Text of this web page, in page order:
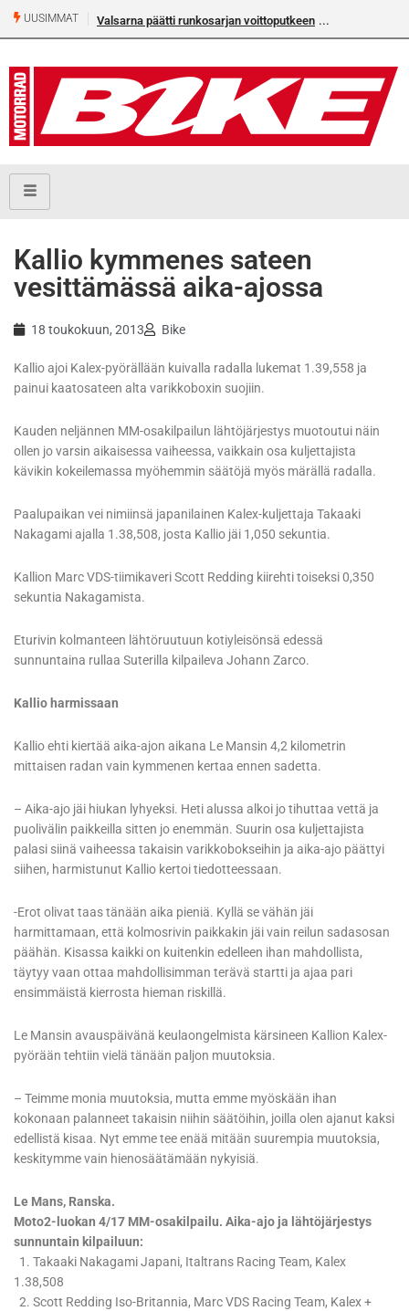
UUSIMMAT Valsarna päätti runkosarjan voittoputkeen
Kallio kymmenes sateen
vesittämässä aika-ajossa
18 toukokuun, 2013 Bike
Kallio ajoi Kalex-pyörällään kuivalla radalla lukemat 1.39,558 ja
painui kaatosateen alta varikkoboxin suojiin.
Kauden neljännen MM-osakilpailun lähtöjärjestys muotoutui näin
ollen jo varsin aikaisessa vaiheessa, vaikkain osa kuljettajista
kävikin kokeilemassa myöhemmin säätöjä myös märällä radalla.
Paalupaikan vei nimiinsä japanilainen Kalex-kuljettaja Takaaki
Nakagami ajalla 1.38,508, josta Kallio jäi 1,050 sekuntia.
Kallion Marc VDS-tiimikaveri Scott Redding kiirehti toiseksi 0,350
sekuntia Nakagamista.
Eturivin kolmanteen lähtöruutuun kotiyleisönsä edessä
sunnuntaina rullaa Suterilla kilpaileva Johann Zarco.
Kallio harmissaan
Kallio ehti kiertää aika-ajon aikana Le Mansin 4,2 kilometrin
mittaisen radan vain kymmenen kertaa ennen sadetta.
– Aika-ajo jäi hiukan lyhyeksi. Heti alussa alkoi jo tihuttaa vettä ja
puolivälin paikkeilla sitten jo enemmän. Suurin osa kuljettajista
palasi siinä vaiheessa takaisin varikkobokseihin ja aika-ajo päättyi
siihen, harmistunut Kallio kertoi tiedotteessaan.
-Erot olivat taas tänään aika pieniä. Kyllä se vähän jäi
harmittamaan, että kolmosrivin paikkakin jäi vain reilun sadasosan
päähän. Kisassa kaikki on kuitenkin edelleen ihan mahdollista,
täytyy vaan ottaa mahdollisimman terävä startti ja ajaa pari
ensimmäistä kierrosta hieman riskillä.
Le Mansin avauspäivänä keulaongelmista kärsineen Kallion Kalex-
pyörään tehtiin vielä tänään paljon muutoksia.
– Teimme monia muutoksia, mutta emme myöskään ihan
kokonaan palanneet takaisin niihin säätöihin, joilla olen ajanut kaksi
edellistä kisaa. Nyt emme tee enää mitään suurempia muutoksia,
keskitymme vain hienosäätämään nykyisiä.
Le Mans, Ranska.
Moto2-luokan 4/17 MM-osakilpailu. Aika-ajo ja lähtöjärjestys
sunnuntain kilpailuun:
1. Takaaki Nakagami Japani, Italtrans Racing Team, Kalex
1.38,508
2. Scott Redding Iso-Britannia, Marc VDS Racing Team, Kalex +